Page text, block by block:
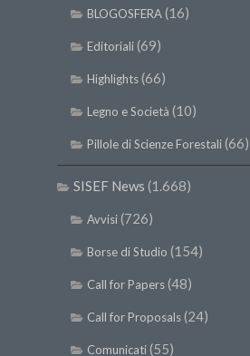
BLOGOSFERA(16)
Editoriali(69)
Highlights(66)
Legno e Società (10)
Pillole di Scienze Forestali(66)
SISEF News (1.668)
Avvisi(726)
Borse di Studio (154)
Call for Papers(48)
Call for Proposals(24)
Comunicati(55)